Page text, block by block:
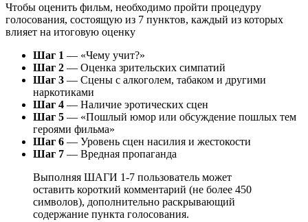
Чтобы оценить фильм, необходимо пройти процедуру
голосования, состоящую из 7 пунктов, каждый из которых
влияет на итоговую оценку
Шаг 1 — «Чему учит?»
Шаг 2 — Оценка зрительских симпатий
Шаг 3 — Сцены с алкоголем, табаком и другими
наркотиками
Шаг 4 — Наличие эротических сцен
Шаг 5 — «Пошлый юмор или обсуждение пошлых тем
героями фильма»
Шаг 6 — Уровень сцен насилия и жестокости
Шаг 7 — Вредная пропаганда
Выполняя ШАГИ 1-7 пользователь может
оставить короткий комментарий (не более 450
символов), дополнительно раскрывающий
содержание пункта голосования.